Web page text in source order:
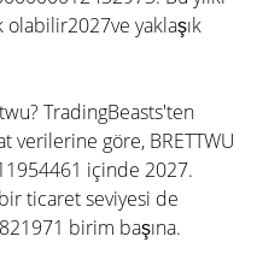
yaklaşık
TradingBeasts'ten
verilerine göre, BRETTWU
içinde 2027.
ticaret seviyesi de
birim başına.